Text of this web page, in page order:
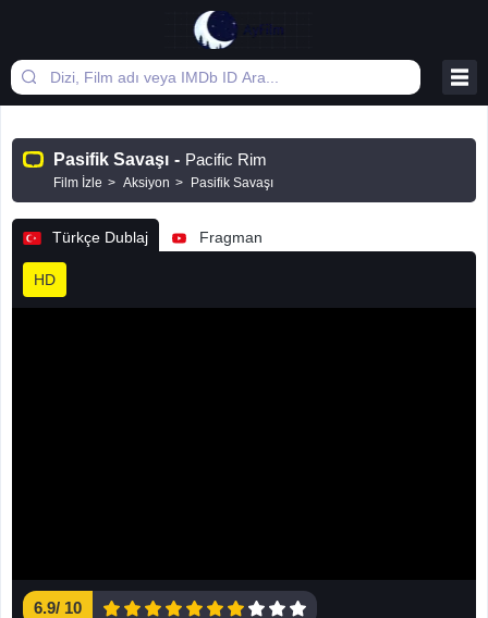
Pasifik Savaşı - Pacific Rim
Film İzle Aksiyon Pasifik Savaşı
Türkçe Dublaj Fragman
HD
6.9/ 10